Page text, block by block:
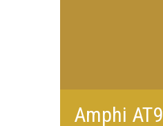
Amphi AT9